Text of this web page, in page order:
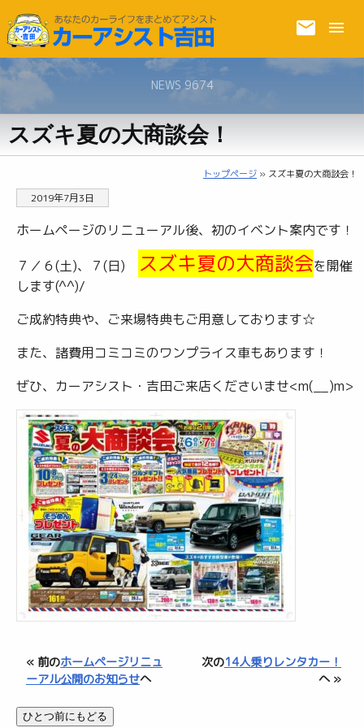
NEWS 9674
スズキ夏の大商談会！
トップページ » スズキ夏の大商談会！
2019年7月3日
ホームページのリニューアル後、初のイベント案内です！
７／６(土)、７(日)
スズキ夏の大商談会を開催
します(^^)/
ご成約特典や、ご来場特典もご用意しております☆
また、諸費用コミコミのワンプライス車もあります！
ぜひ、カーアシスト・吉田ご来店くださいませ<m(__)m>
« 前のホームページリニュ
ーアル公開のお知らせへ
次の14人乗りレンタカー！
へ »